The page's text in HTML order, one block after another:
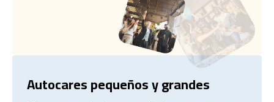
Autocares pequeños y grandes